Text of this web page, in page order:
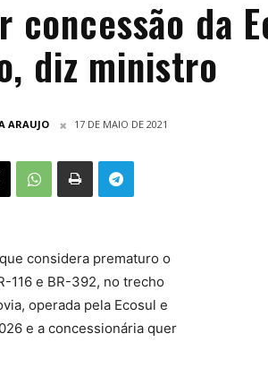
concessão da
diz ministro
ARAUJO 17 DE MAIO DE 2021
considera prematuro o
116 e BR-392, no trecho
operada pela Ecosul e
e a concessionária quer